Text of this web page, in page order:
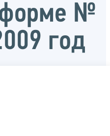
форме №
год